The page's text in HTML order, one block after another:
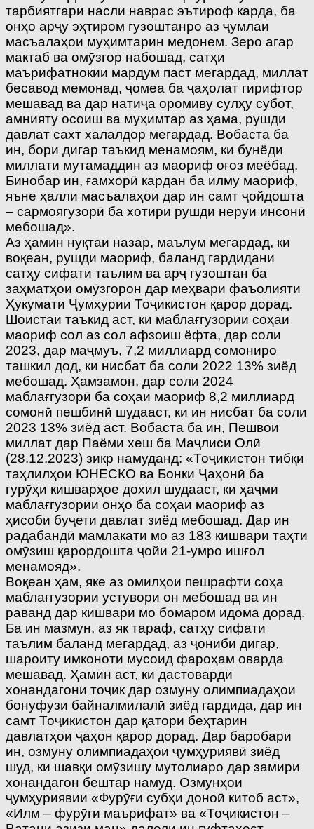
тарбиятгари насли наврас эътироф карда, ба
онҳо арҷу эҳтиром гузоштанро аз ҷумлаи
масъалаҳои муҳимтарин медонем. Зеро агар
мактаб ва омӯзгор набошад, сатҳи
маърифатнокии мардум паст мегардад, миллат
бесавод мемонад, ҷомеа ба ҷаҳолат гирифтор
мешавад ва дар натиҷа оромиву сулҳу субот,
амнияту осоиш ва муҳимтар аз ҳама, рушди
давлат сахт халалдор мегардад. Вобаста ба
ин, бори дигар таъкид менамоям, ки бунёди
миллати мутамаддин аз маориф оғоз меёбад.
Бинобар ин, ғамхорӣ кардан ба илму маориф,
яъне ҳалли масъалаҳои дар ин самт ҷойдошта
– сармоягузорӣ ба хотири рушди неруи инсонӣ
мебошад».
Аз ҳамин нуқтаи назар, маълум мегардад, ки
воқеан, рушди маориф, баланд гардидани
сатҳу сифати таълим ва арҷ гузоштан ба
заҳматҳои омӯзгорон дар меҳвари фаъолияти
Ҳукумати Ҷумҳурии Тоҷикистон қарор дорад.
Шоистаи таъкид аст, ки маблағгузории соҳаи
маориф сол аз сол афзоиш ёфта, дар соли
2023, дар маҷмуъ, 7,2 миллиард сомониро
ташкил дод, ки нисбат ба соли 2022 13% зиёд
мебошад. Ҳамзамон, дар соли 2024
маблағгузорӣ ба соҳаи маориф 8,2 миллиард
сомонӣ пешбинӣ шудааст, ки ин нисбат ба соли
2023 13% зиёд аст. Вобаста ба ин, Пешвои
миллат дар Паёми хеш ба Маҷлиси Олӣ
(28.12.2023) зикр намуданд: «Тоҷикистон тибқи
таҳлилҳои ЮНЕСКО ва Бонки Ҷаҳонӣ ба
гурӯҳи кишварҳое дохил шудааст, ки ҳаҷми
маблағгузории онҳо ба соҳаи маориф аз
ҳисоби буҷети давлат зиёд мебошад. Дар ин
радабандӣ мамлакати мо аз 183 кишвари таҳти
омӯзиш қарордошта ҷойи 21-умро ишғол
менамояд».
Воқеан ҳам, яке аз омилҳои пешрафти соҳа
маблағгузории устувори он мебошад ва ин
раванд дар кишвари мо бомаром идома дорад.
Ба ин мазмун, аз як тараф, сатҳу сифати
таълим баланд мегардад, аз ҷониби дигар,
шароиту имконоти мусоид фароҳам оварда
мешавад. Ҳамин аст, ки дастоварди
хонандагони тоҷик дар озмуну олимпиадаҳои
бонуфузи байналмилалӣ зиёд гардида, дар ин
самт Тоҷикистон дар қатори беҳтарин
давлатҳои ҷаҳон қарор дорад. Дар баробари
ин, озмуну олимпиадаҳои ҷумҳуриявӣ зиёд
шуд, ки шавқи омӯзишу мутолиаро дар замири
хонандагон бештар намуд. Озмунҳои
ҷумҳуриявии «Фурӯғи субҳи доноӣ китоб аст»,
«Илм – фурӯғи маърифат» ва «Тоҷикистон –